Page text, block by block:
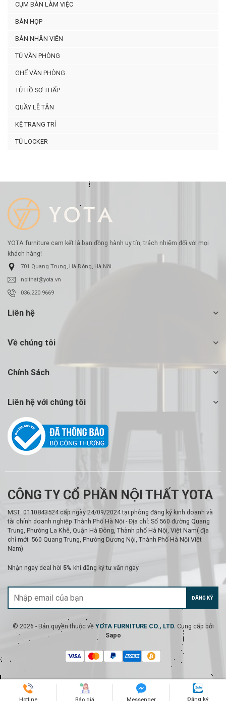
CỤM BÀN LÀM VIỆC
BÀN HỌP
BÀN NHÂN VIÊN
TỦ VĂN PHÒNG
GHẾ VĂN PHÒNG
TỦ HỒ SƠ THẤP
QUẦY LỄ TÂN
KỆ TRANG TRÍ
TỦ LOCKER
YOTA furniture cam kết là bạn đồng hành uy tín, trách nhiệm đối với mọi
khách hàng!
701 Quang Trung, Hà Đông, Hà Nội
noithat@yota.vn
036.220.9669
Liên hệ
Về chúng tôi
Chính Sách
Liên hệ với chúng tôi
CÔNG TY CỔ PHẦN NỘI THẤT YOTA
MST: 0110843524 cấp ngày 24/09/2024 tại phòng đăng ký kinh doanh và
tài chính doanh nghiệp Thành Phố Hà Nội - Địa chỉ: Số 560 đường Quang
Trung, Phường La Khê, Quận Hà Đông, Thành phố Hà Nội, Việt Nam( địa
chỉ mới: 560 Quang Trung, Phường Dương Nội, Thành Phố Hà Nội Việt
Nam)
Nhận ngay deal hời 5% khi đăng ký tư vấn ngay
ĐĂNG KÝ
© 2026 - Bản quyền thuộc về YOTA FURNITURE CO., LTD. Cung cấp bởi
Sapo
Hotline Báo giá Messenger Đăng ký